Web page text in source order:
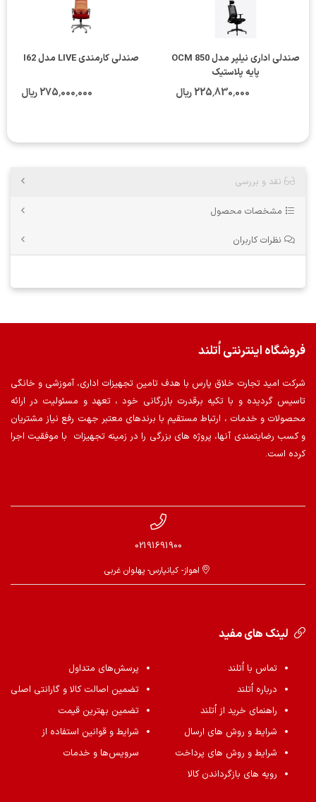
صندلی اداری نیلپر مدل OCM 850
پایه پلاستیک
225٬830٬000 ریال
صندلی کارمندی LIVE مدل I62
275٬000٬000 ریال
نقد و بررسی
مشخصات محصول
نظرات کاربران
فروشگاه اینترنتی اُتلند
شرکت امید تجارت خلاق پارس با هدف تامین تجهیزات اداری، آموزشی و خانگی
تاسیس گردیده و با تکیه برقدرت بازرگانی خود ، تعهد و مسئولیت در ارائه
محصولات و خدمات ، ارتباط مستقیم با برندهای معتبر جهت رفع نیاز مشتریان
و کسب رضایتمندی آنها، پروژه های بزرگی را در زمینه تجهیزات با موفقیت اجرا
کرده است.
02191691900
اهواز- کیانپارس- پهلوان غربی
لینک های مفید
تماس با اُتلند
درباره اُتلند
راهنمای خرید از اُتلند
شرایط و روش های ارسال
شرایط و روش های پرداخت
رویه های بازگرداندن کالا
پرسش‌های متداول
تضمین اصالت کالا و گارانتی اصلی
تضمین بهترین قیمت
شرایط و قوانین استفاده از
سرویس‌ها و خدمات